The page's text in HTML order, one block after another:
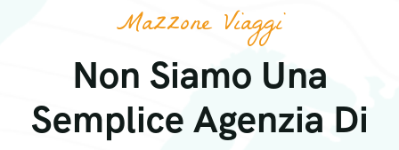
Mazzone Viaggi
Non Siamo Una
Semplice Agenzia Di